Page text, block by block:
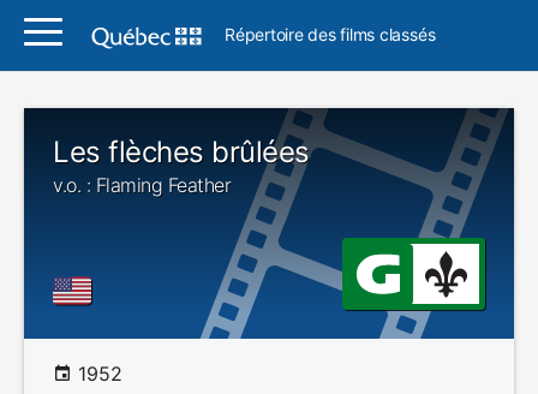
Répertoire des films classés
Les flèches brûlées
v.o. : Flaming Feather
1952